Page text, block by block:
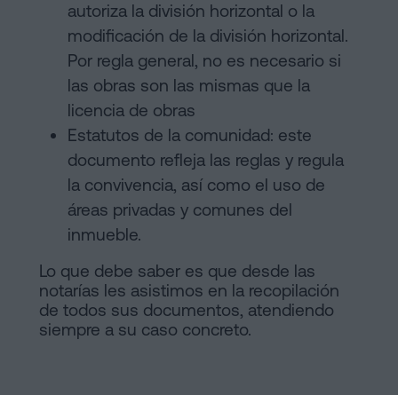
autoriza la división horizontal o la
modificación de la división horizontal.
Por regla general, no es necesario si
las obras son las mismas que la
licencia de obras
Estatutos de la comunidad: este
documento refleja las reglas y regula
la convivencia, así como el uso de
áreas privadas y comunes del
inmueble.
Lo que debe saber es que desde las
notarías les asistimos en la recopilación
de todos sus documentos, atendiendo
siempre a su caso concreto.